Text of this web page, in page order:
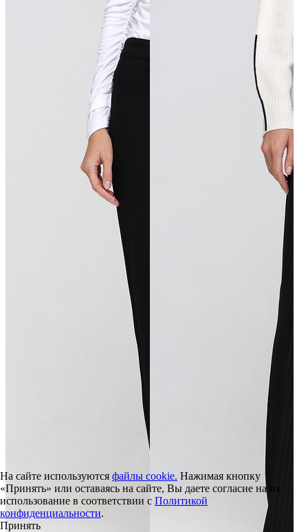
На сайте используются файлы cookie. Нажимая кнопку
«Принять» или оставаясь на сайте, Вы даете согласие на их
использование в соответствии с Политикой
конфиденциальности.
Принять